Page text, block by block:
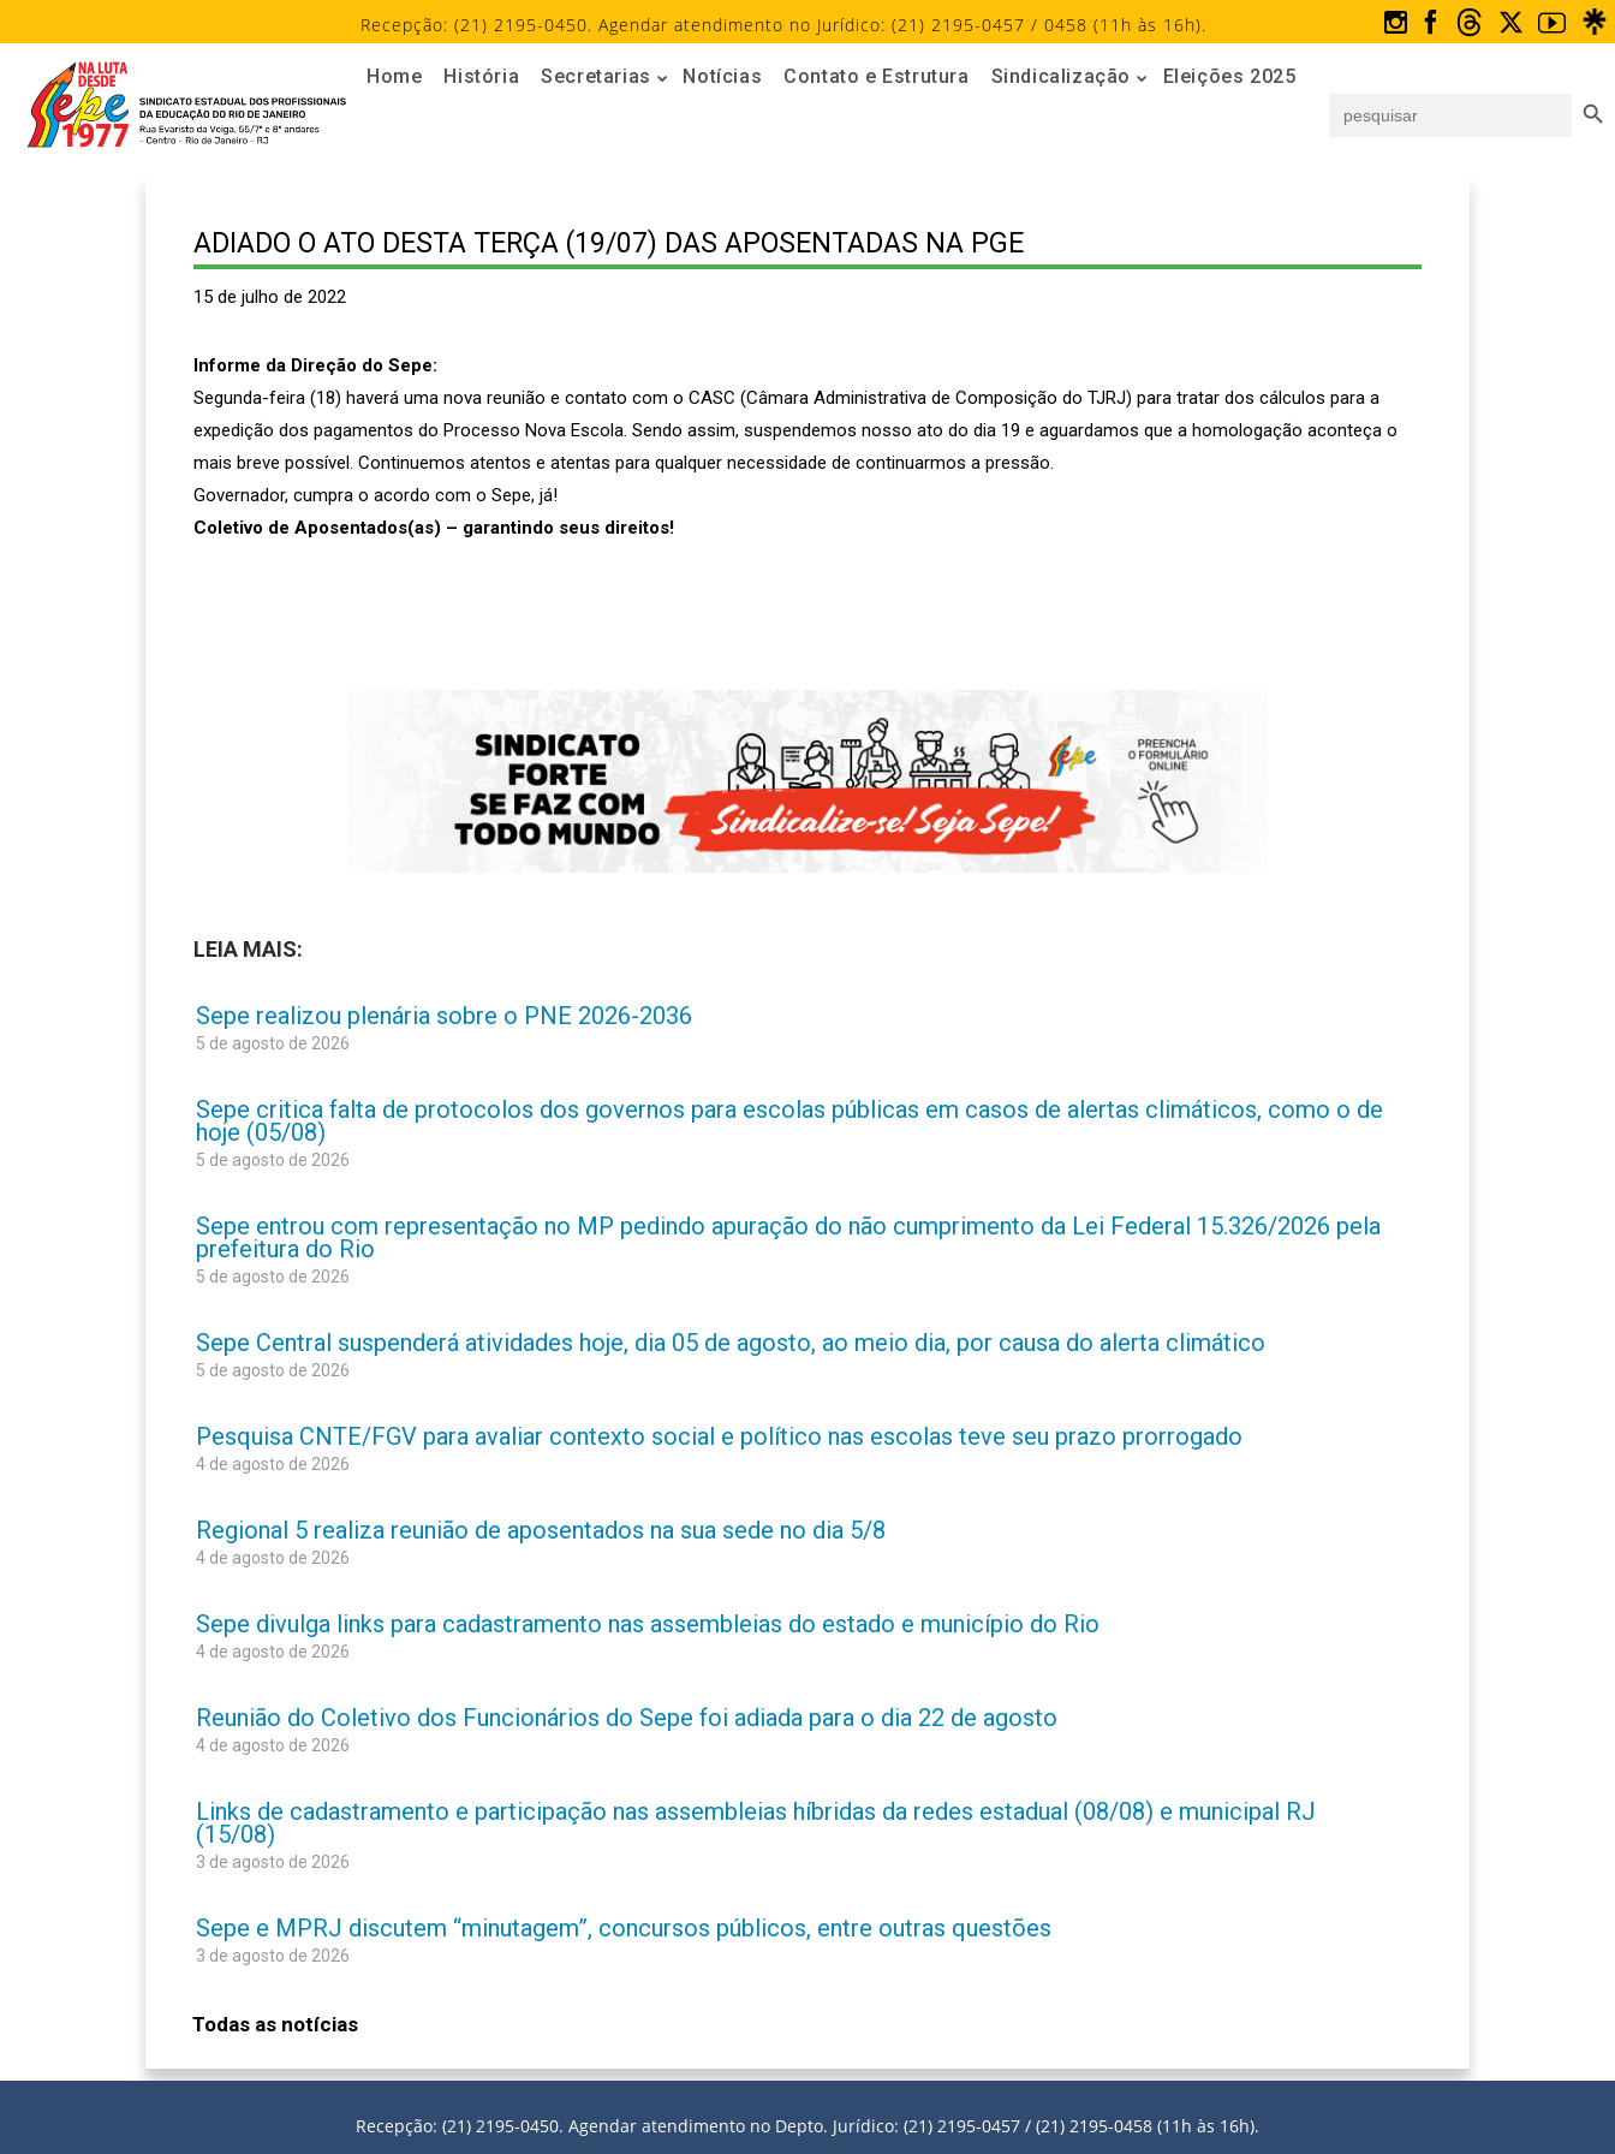
Recepção: (21) 2195-0450. Agendar atendimento no Jurídico: (21) 2195-0457 / 0458 (11h às 16h).
Home História Secretarias Notícias Contato e Estrutura Sindicalização
Eleições 2025
for:
ADIADO O ATO DESTA TERÇA (19/07) DAS APOSENTADAS NA PGE
15 de julho de 2022
Informe da Direção do Sepe:
Segunda-feira (18) haverá uma nova reunião e contato com o CASC (Câmara Administrativa de Composição do TJRJ) para tratar dos cálculos para a
expedição dos pagamentos do Processo Nova Escola. Sendo assim, suspendemos nosso ato do dia 19 e aguardamos que a homologação aconteça o
mais breve possível. Continuemos atentos e atentas para qualquer necessidade de continuarmos a pressão.
Governador, cumpra o acordo com o Sepe, já!
Coletivo de Aposentados(as) – garantindo seus direitos!
LEIA MAIS:
Sepe realizou plenária sobre o PNE 2026-2036
5 de agosto de 2026
Sepe critica falta de protocolos dos governos para escolas públicas em casos de alertas climáticos, como o de
hoje (05/08)
5 de agosto de 2026
Sepe entrou com representação no MP pedindo apuração do não cumprimento da Lei Federal 15.326/2026 pela
prefeitura do Rio
5 de agosto de 2026
Sepe Central suspenderá atividades hoje, dia 05 de agosto, ao meio dia, por causa do alerta climático
5 de agosto de 2026
Pesquisa CNTE/FGV para avaliar contexto social e político nas escolas teve seu prazo prorrogado
4 de agosto de 2026
Regional 5 realiza reunião de aposentados na sua sede no dia 5/8
4 de agosto de 2026
Sepe divulga links para cadastramento nas assembleias do estado e município do Rio
4 de agosto de 2026
Reunião do Coletivo dos Funcionários do Sepe foi adiada para o dia 22 de agosto
4 de agosto de 2026
Links de cadastramento e participação nas assembleias híbridas da redes estadual (08/08) e municipal RJ
(15/08)
3 de agosto de 2026
Sepe e MPRJ discutem “minutagem”, concursos públicos, entre outras questões
3 de agosto de 2026
Todas as notícias
Recepção: (21) 2195-0450. Agendar atendimento no Depto. Jurídico: (21) 2195-0457 / (21) 2195-0458 (11h às 16h).